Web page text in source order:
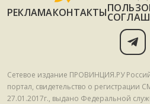
РЕКЛАМАКОНТАКТЫ
Сетевое издание ПРОВИНЦИЯ.РУ
портал, свидетельство о регистрации
27.01.2017г., выдано Федеральной